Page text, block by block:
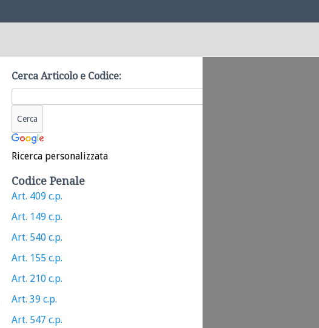
Cerca Articolo e Codice:
Ricerca personalizzata
Codice Penale
Art. 409 c.p.
Art. 149 c.p.
Art. 540 c.p.
Art. 155 c.p.
Art. 210 c.p.
Art. 39 c.p.
Art. 547 c.p.